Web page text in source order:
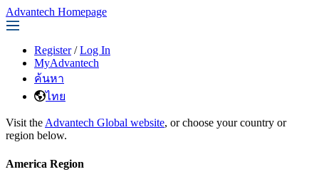
Advantech Homepage
Register / Log In
MyAdvantech
ค้นหา
ไทย
Visit the Advantech Global website, or choose your country or
region below.
America Region